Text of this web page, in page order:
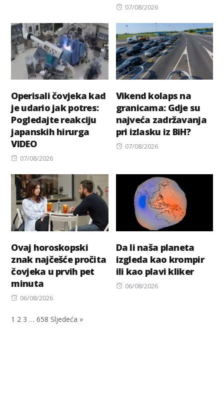
Posted
07/08/2026
Operisali čovjeka kad
je udario jak potres:
Pogledajte reakciju
japanskih hirurga
VIDEO
Posted
07/08/2026
Vikend kolaps na
granicama: Gdje su
najveća zadržavanja
pri izlasku iz BiH?
Posted
07/08/2026
Ovaj horoskopski
znak najčešće pročita
čovjeka u prvih pet
minuta
Posted
06/08/2026
Da li naša planeta
izgleda kao krompir
ili kao plavi kliker
Posted
06/08/2026
1 2 3 … 658 Sljedeća »